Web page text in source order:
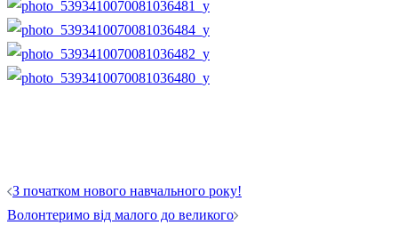
Навігація
по
З початком нового навчального року!
Волонтеримо від малого до великого